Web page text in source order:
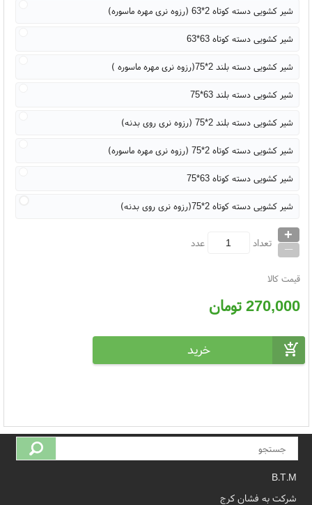
شیر کشویی دسته کوتاه 2*63 (رزوه نری مهره ماسوره)
شیر کشویی دسته کوتاه 63*63
شیر کشویی دسته بلند 2*75(رزوه نری مهره ماسوره )
شیر کشویی دسته بلند 63*75
شیر کشویی دسته بلند 2*75 (رزوه نری روی بدنه)
شیر کشویی دسته کوتاه 2*75 (رزوه نری مهره ماسوره)
شیر کشویی دسته کوتاه 63*75
شیر کشویی دسته کوتاه 2*75(رزوه نری روی بدنه)
تعداد +
_ عدد
قیمت کالا
270,000تومان
B.T.M
شرکت به فشان کرج